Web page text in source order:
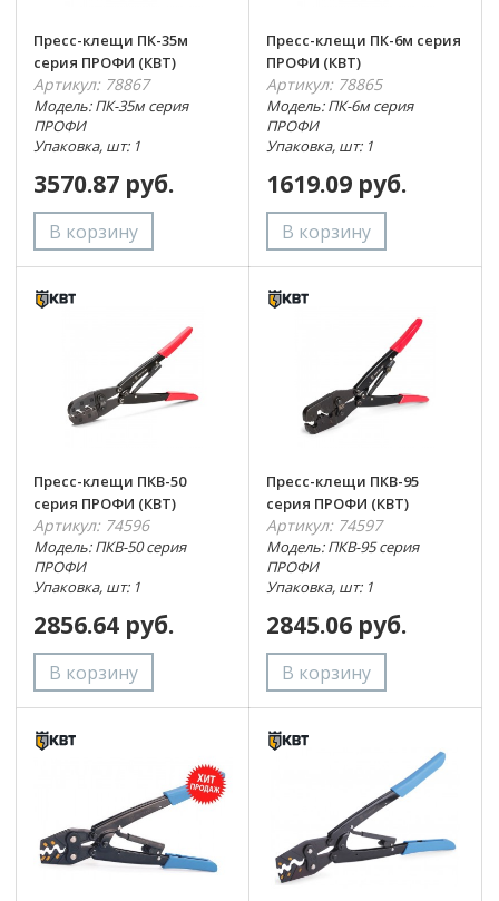
Пресс-клещи ПК-35м
серия ПРОФИ (КВТ)
Артикул: 78867
Модель: ПК-35м серия
ПРОФИ
Упаковка, шт: 1
3570.87 руб.
Пресс-клещи ПК-6м серия
ПРОФИ (КВТ)
Артикул: 78865
Модель: ПК-6м серия
ПРОФИ
Упаковка, шт: 1
1619.09 руб.
Пресс-клещи ПКВ-50
серия ПРОФИ (КВТ)
Артикул: 74596
Модель: ПКВ-50 серия
ПРОФИ
Упаковка, шт: 1
2856.64 руб.
Пресс-клещи ПКВ-95
серия ПРОФИ (КВТ)
Артикул: 74597
Модель: ПКВ-95 серия
ПРОФИ
Упаковка, шт: 1
2845.06 руб.